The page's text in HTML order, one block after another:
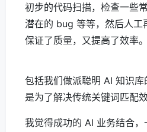
初步的代码扫描，检查一些
潜在的 bug 等等，然后人工
保证了质量，又提高了效率。
包括我们做派聪明 AI 知识
是为了解决传统关键词匹配效
我觉得成功的 AI 业务结合